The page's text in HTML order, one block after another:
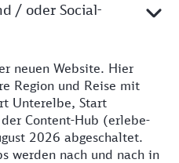
/ oder Social-
neuen Website. Hier
Region und Reise mit
Unterelbe, Start
Content-Hub (erlebe-
2026 abgeschaltet.
werden nach und nach in